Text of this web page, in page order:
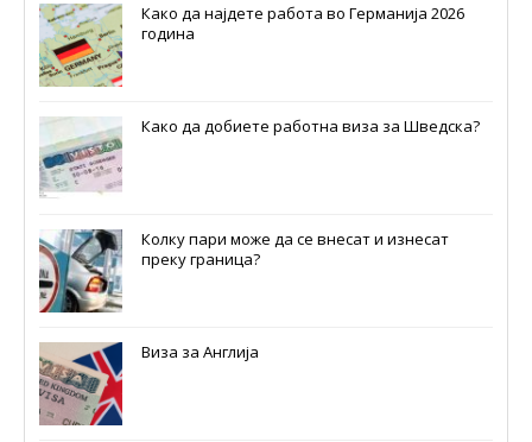
Како да најдете работа во Германија 2026
година
Како да добиете работна виза за Шведска?
Колку пари може да се внесат и изнесат
преку граница?
Виза за Англија